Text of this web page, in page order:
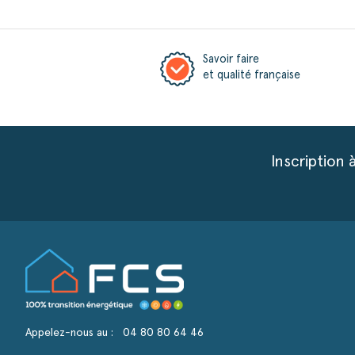
Savoir faire
et qualité française
Inscription
Appelez-nous au : 04 80 80 64 46
Nous respectons votre vie privée